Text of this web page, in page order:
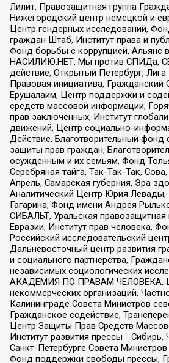
Лилит, Правозащитная группа
Нижегородский центр немецкой и
Центр гендерных исследований,
граждан Штаб, Институт права и
Фонд борьбы с коррупцией, Альянс
НАСИЛИЮ.НЕТ, Мы против СПИДа,
действие, Открытый Петербург, Лига
Правовая инициатива, Гражданский
Ерушалаим, Центр поддержки и
средств массовой информации,
прав заключенных, Институт
движений, Центр социально-
Действие, Благотворительный фонд
защиты прав граждан,
осужденным и их семьям, Фонд
Серебряная тайга, Так-Так-Так,
Апрель, Самарская губерния, Эра
Аналитический Центр Юрия Левады,
Гагарина, Фонд имени Андрея
СИБАЛЬТ, Уральская
Евразии, Институт прав человека,
Российский исследовательский
Дальневосточный центр развития
и социального партнерства,
независимых социологических
АКАДЕМИЯ ПО ПРАВАМ ЧЕЛОВЕКА,
некоммерческих организаций,
Калининграде Совета Министров
Гражданское содействие,
Центр Защиты Прав Средств
Институт развития прессы - Сибирь,
Санкт-Петербурге Совета
Фонд поддержки свободы прессы,